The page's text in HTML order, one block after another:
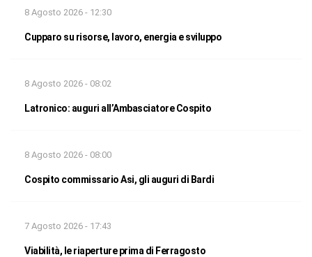
8 Agosto 2026 - 12:30
Cupparo su risorse, lavoro, energia e sviluppo
8 Agosto 2026 - 08:02
Latronico: auguri all’Ambasciatore Cospito
8 Agosto 2026 - 08:00
Cospito commissario Asi, gli auguri di Bardi
7 Agosto 2026 - 17:43
Viabilità, le riaperture prima di Ferragosto